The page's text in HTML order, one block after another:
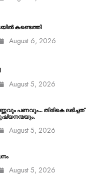
കണ്ടെത്തി
August 6, 2026
August 5, 2026
പണവും… തിരികെ ലഭിച്ചത്
August 5, 2026
August 5, 2026